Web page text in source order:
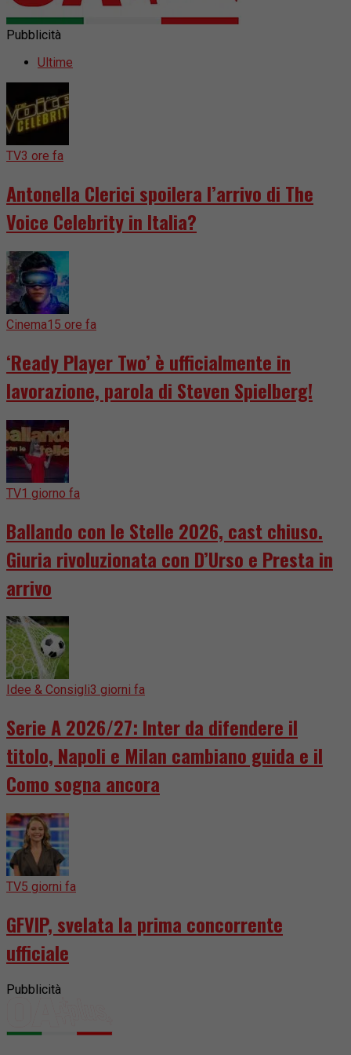
Pubblicità
Ultime
TV3 ore fa
Antonella Clerici spoilera l’arrivo di The
Voice Celebrity in Italia?
Cinema15 ore fa
‘Ready Player Two’ è ufficialmente in
lavorazione, parola di Steven Spielberg!
TV1 giorno fa
Ballando con le Stelle 2026, cast chiuso.
Giuria rivoluzionata con D’Urso e Presta in
arrivo
Idee & Consigli3 giorni fa
Serie A 2026/27: Inter da difendere il
titolo, Napoli e Milan cambiano guida e il
Como sogna ancora
TV5 giorni fa
GFVIP, svelata la prima concorrente
ufficiale
Pubblicità